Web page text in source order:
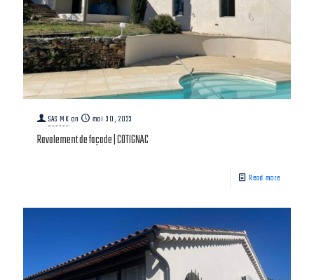
SAS MK on mai 30, 2023
Ravalement de façade | COTIGNAC
Read more